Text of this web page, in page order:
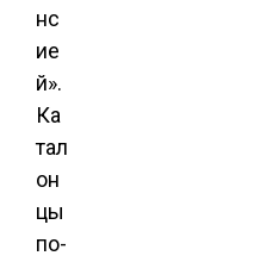
нс
ие
й».
Ка
тал
он
цы
по-